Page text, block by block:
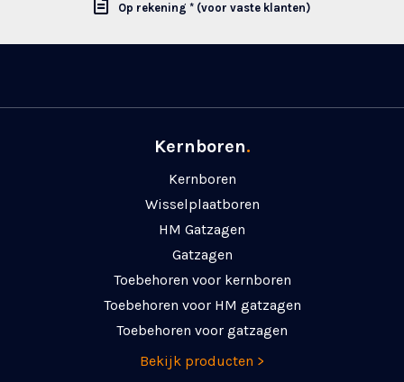
Op rekening * (voor vaste klanten)
Kernboren.
Kernboren
Wisselplaatboren
HM Gatzagen
Gatzagen
Toebehoren voor kernboren
Toebehoren voor HM gatzagen
Toebehoren voor gatzagen
Bekijk producten >